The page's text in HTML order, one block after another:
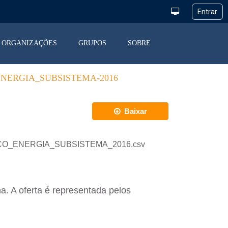
ORGANIZAÇÕES GRUPOS SOBRE
2016
Baixar
A oferta é representada pelos